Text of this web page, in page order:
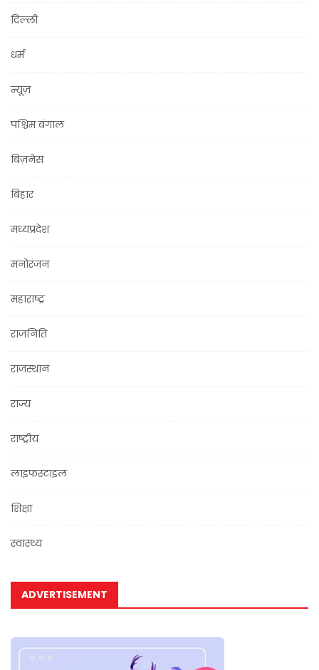
दिल्ली
धर्म
न्यूज़
पश्चिम बंगाल
बिज़नेस
बिहार
मध्यप्रदेश
मनोरंजन
महाराष्ट्र
राजनिति
राजस्थान
राज्य
राष्ट्रीय
लाइफस्टाइल
शिक्षा
स्वास्थ्य
ADVERTISEMENT